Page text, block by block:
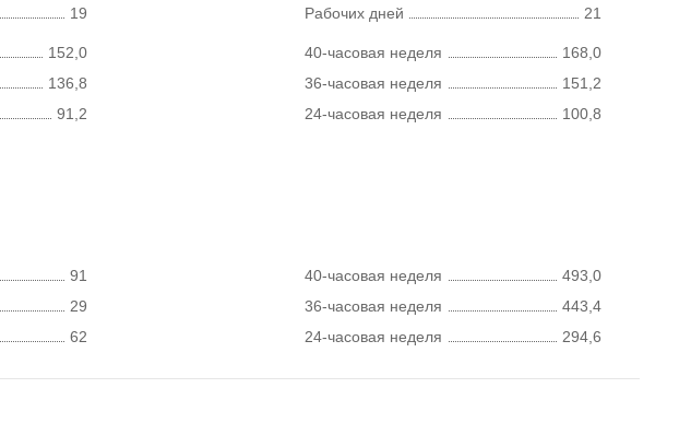
19
152,0
136,8
91,2
Рабочих дней
21
40-часовая неделя
168,0
36-часовая неделя
151,2
24-часовая неделя
100,8
91
29
62
40-часовая неделя
493,0
36-часовая неделя
443,4
24-часовая неделя
294,6